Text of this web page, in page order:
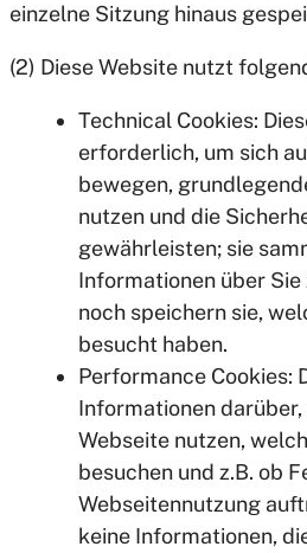
einzelne Sitzung hinaus
(2) Diese Website nutzt
Technical Cookies:
erforderlich, um sich
bewegen,
nutzen und die
gewährleisten; sie
Informationen über
noch speichern sie,
besucht haben.
Performance Cookies:
Informationen darüber,
Webseite nutzen,
besuchen und z.B. ob
Webseitennutzung
keine Informationen,